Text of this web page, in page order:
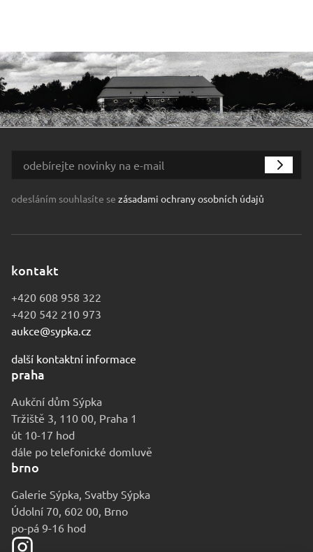
odesláním souhlasíte se zásadami ochrany osobních údajů
kontakt
+420 608 958 322
+420 542 210 973
aukce@sypka.cz
další kontaktní informace
praha
Aukční dům Sýpka
Tržiště 3, 110 00, Praha 1
út 10-17 hod
dále po telefonické domluvě
brno
Galerie Sýpka, Svatby Sýpka
Údolní 70, 602 00, Brno
po-pá 9-16 hod